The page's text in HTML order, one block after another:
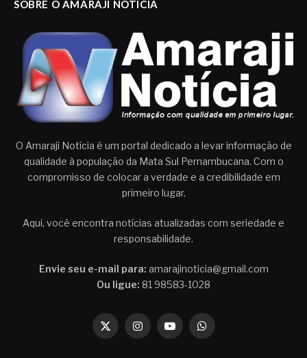
SOBRE O AMARAJI NOTÍCIA
O Amaraji Notícia é um portal dedicado a levar informação de
qualidade à população da Mata Sul Pernambucana. Com o
compromisso de colocar a verdade e a credibilidade em
primeiro lugar.
Aqui, você encontra notícias atualizadas com seriedade e
responsabilidade.
Envie seu e-mail para: amarajinoticia@gmail.com
Ou ligue: 81 98583-1028
X
InstagramYouTubeWhatsApp